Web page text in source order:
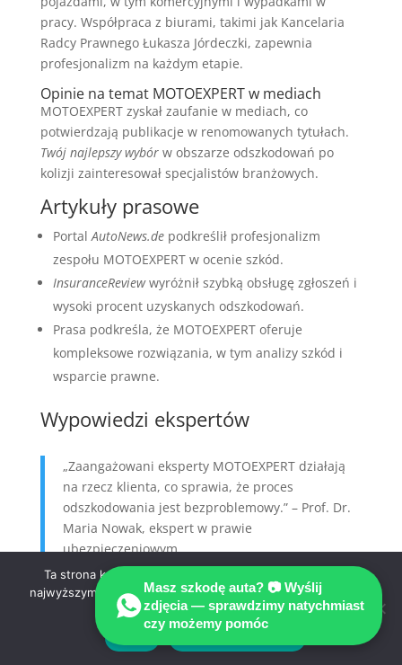
pracy. Współpraca z biurami, takimi jak Kancelaria
Radcy Prawnego Łukasza Jórdeczki, zapewnia
profesjonalizm na każdym etapie.
Opinie na temat MOTOEXPERT w mediach
MOTOEXPERT zyskał zaufanie w mediach, co
potwierdzają publikacje w renomowanych tytułach.
Twój najlepszy wybórw obszarze odszkodowań po
kolizji zainteresował specjalistów branżowych.
Artykuły prasowe
PortalAutoNews.depodkreślił profesjonalizm
zespołu MOTOEXPERT w ocenie szkód.
InsuranceReviewwyróżnił szybką obsługę zgłoszeń i
wysoki procent uzyskanych odszkodowań.
Prasa podkreśla, że MOTOEXPERT oferuje
kompleksowe rozwiązania, w tym analizy szkód i
wsparcie prawne.
Wypowiedzi ekspertów
„Zaangażowani eksperty MOTOEXPERT działają
na rzecz klienta, co sprawia, że proces
odszkodowania jest bezproblemowy.” – Prof. Dr.
Maria Nowak, ekspert w prawie
ubezpieczeniowym
Eksperty podkreślają, że MOTOEXPERT od 1993 roku
buduje zaufanie. To dzięki:
Weryfikowanych metod oceny szkód,
Masz szkodę auta? 📷 Wyślij
zdjęcia — sprawdzimy natychmiast
czy możemy pomóc
Ta strona korzysta z ciasteczek aby świadczyć usługi na
najwyższym poziomie. Dalsze korzystanie ze strony oznacza,
że zgadzasz się na ich użycie.